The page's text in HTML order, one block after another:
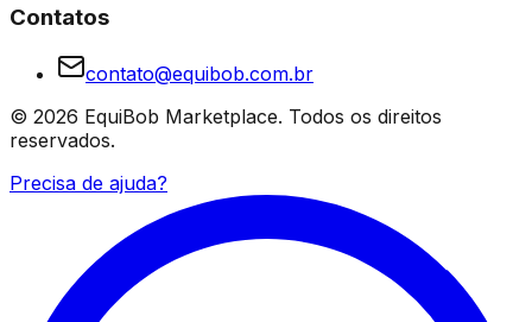
Contatos
contato@equibob.com.br
© 2026 EquiBob Marketplace. Todos os direitos
reservados.
Precisa de ajuda?